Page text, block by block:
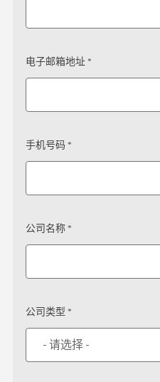
电子邮箱地址 *
手机号码 *
公司名称 *
公司类型 *